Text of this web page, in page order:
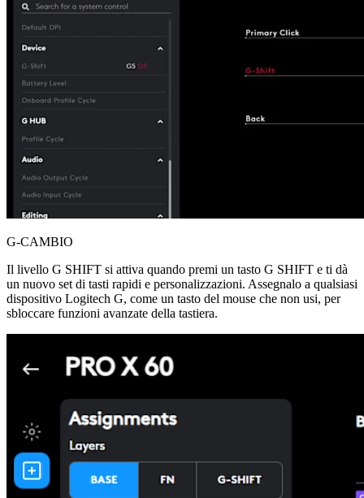
G-CAMBIO
Il livello G SHIFT si attiva quando premi un tasto G SHIFT e ti dà
un nuovo set di tasti rapidi e personalizzazioni. Assegnalo a qualsiasi
dispositivo Logitech G, come un tasto del mouse che non usi, per
sbloccare funzioni avanzate della tastiera.